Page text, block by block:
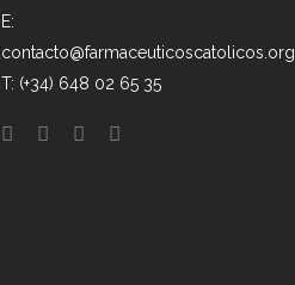
E:
contacto@farmaceuticoscatolicos.org
T: (+34) 648 02 65 35